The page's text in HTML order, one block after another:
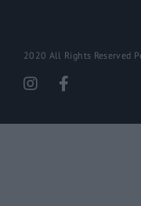
2020 All Rights Reserved